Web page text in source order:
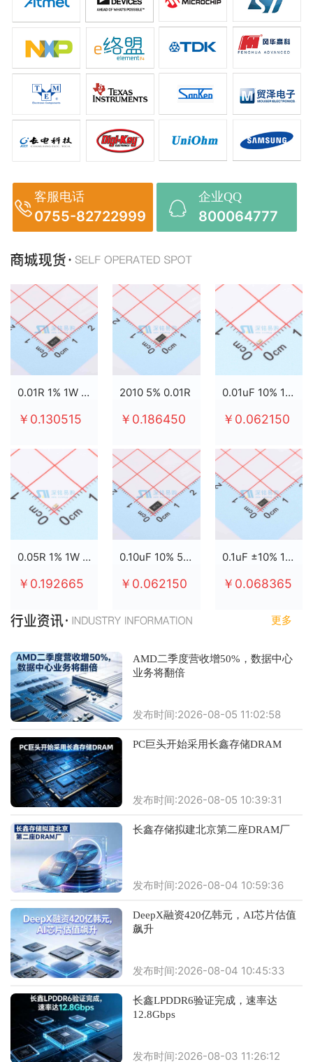
客服电话
0755-82722999
企业QQ
800064777
0.01R 1% 1W 2512
￥0.130515
2010 5% 0.01R
￥0.186450
0.01uF 10% 100V X7R 0603
￥0.062150
0.05R 1% 1W 2512
￥0.192665
0.10uF 10% 50V X7R 0805
￥0.062150
0.1uF ±10% 100V X7R 0805
￥0.068365
更多
AMD二季度营收增50%，数据中心
业务将翻倍
发布时间:2026-08-05 11:02:58
PC巨头开始采用长鑫存储DRAM
发布时间:2026-08-05 10:39:31
长鑫存储拟建北京第二座DRAM厂
发布时间:2026-08-04 10:59:36
DeepX融资420亿韩元，AI芯片估值
飙升
发布时间:2026-08-04 10:45:33
长鑫LPDDR6验证完成，速率达
12.8Gbps
发布时间:2026-08-03 11:26:12